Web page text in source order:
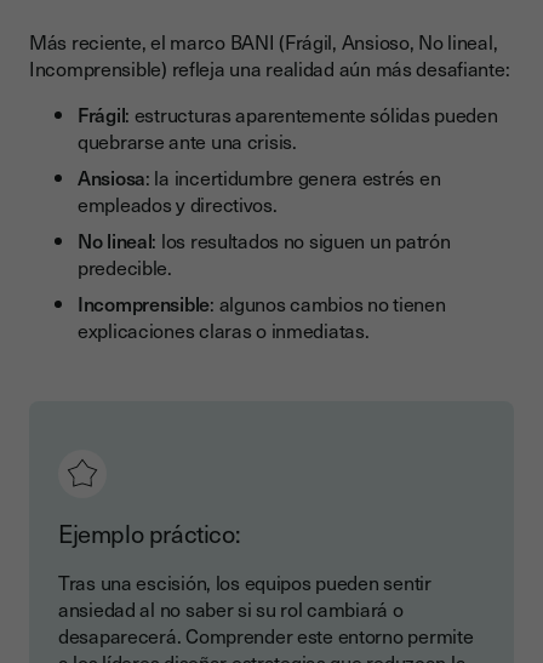
Más reciente, el marco BANI (Frágil, Ansioso, No lineal,
Incomprensible) refleja una realidad aún más desafiante:
Frágil: estructuras aparentemente sólidas pueden
quebrarse ante una crisis.
Ansiosa: la incertidumbre genera estrés en
empleados y directivos.
No lineal: los resultados no siguen un patrón
predecible.
Incomprensible: algunos cambios no tienen
explicaciones claras o inmediatas.
Ejemplo práctico:
Tras una escisión, los equipos pueden sentir
ansiedad al no saber si su rol cambiará o
desaparecerá. Comprender este entorno permite